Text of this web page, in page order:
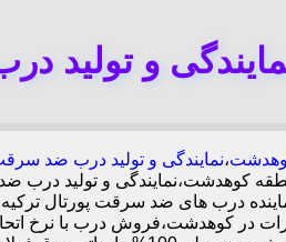
و تولید
،نمایندگی و تولید درب ضد
کوهدشت،نمایندگی و تولید
درب های ضد سرقت پورتال
کوهدشت،فروش درب با نرخ